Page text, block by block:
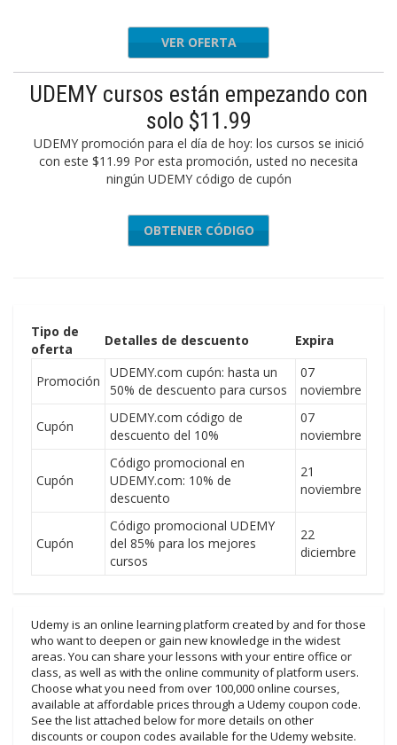
VER OFERTA
UDEMY cursos están empezando con
solo $11.99
UDEMY promoción para el día de hoy: los cursos se inició
con este $11.99 Por esta promoción, usted no necesita
ningún UDEMY código de cupón
$11.99
OBTENER CÓDIGO
Tipo de
oferta
Detalles de descuento Expira
Promoción
UDEMY.com cupón: hasta un
50% de descuento para cursos
07
noviembre
Cupón
UDEMY.com código de
descuento del 10%
07
noviembre
Cupón
Código promocional en
UDEMY.com: 10% de
descuento
21
noviembre
Cupón
Código promocional UDEMY
del 85% para los mejores
cursos
22
diciembre
Udemy is an online learning platform created by and for those
who want to deepen or gain new knowledge in the widest
areas. You can share your lessons with your entire office or
class, as well as with the online community of platform users.
Choose what you need from over 100,000 online courses,
available at affordable prices through a Udemy coupon code.
See the list attached below for more details on other
discounts or coupon codes available for the Udemy website.